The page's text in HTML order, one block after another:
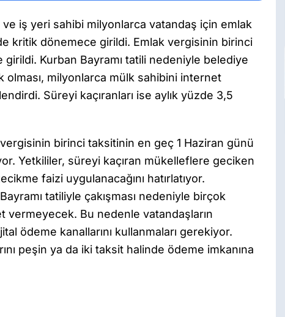
iş yeri sahibi milyonlarca vatandaş için emlak
kritik dönemece girildi. Emlak vergisinin birinci
Kurban Bayramı tatili nedeniyle belediye
milyonlarca mülk sahibini internet
Süreyi kaçıranları ise aylık yüzde 3,5
birinci taksitinin en geç 1 Haziran günü
Yetkililer, süreyi kaçıran mükelleflere geciken
faizi uygulanacağını hatırlatıyor.
tatiliyle çakışması nedeniyle birçok
Bu nedenle vatandaşların
ödeme kanallarını kullanmaları gerekiyor.
peşin ya da iki taksit halinde ödeme imkanına